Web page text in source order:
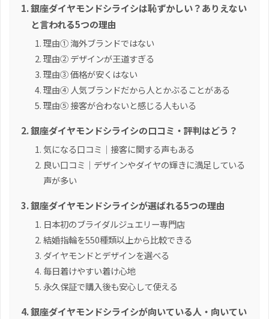
銀座ダイヤモンドシライシは恥ずかしい？ありえない
と言われる5つの理由
理由① 海外ブランドではない
理由② デザインが王道すぎる
理由③ 価格が安くはない
理由④ 人気ブランドだから人とかぶることがある
理由⑤ 接客が合わないと感じる人もいる
銀座ダイヤモンドシライシの口コミ・評判はどう？
気になる口コミ｜接客に関する声もある
良い口コミ｜デザインやダイヤの輝きに満足している
声が多い
銀座ダイヤモンドシライシが選ばれる5つの理由
日本初のブライダルジュエリー専門店
結婚指輪を550種類以上から比較できる
ダイヤモンドとデザインを選べる
毎日着けやすい着け心地
永久保証で購入後も安心して使える
銀座ダイヤモンドシライシが向いている人・向いてい